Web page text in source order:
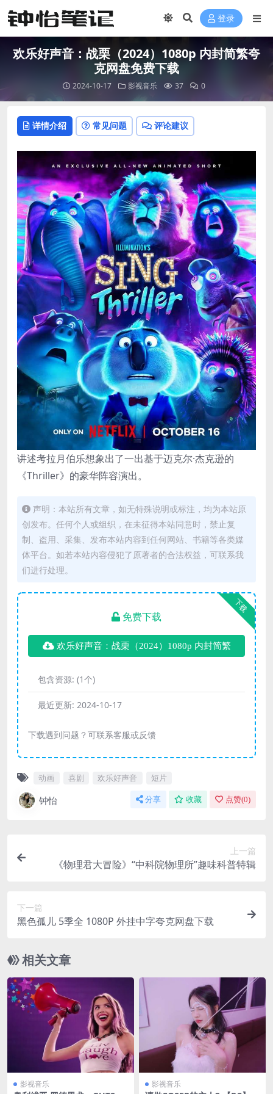
登录
欢乐好声音：战栗（2024）1080p 内封简繁夸
克网盘免费下载
2024-10-17 影视音乐 37 0
详情介绍 常见问题 评论建议
讲述考拉月伯乐想象出了一出基于迈克尔·杰克逊的
《Thriller》的豪华阵容演出。
声明：本站所有文章，如无特殊说明或标注，均为本站原
创发布。任何个人或组织，在未征得本站同意时，禁止复
制、盗用、采集、发布本站内容到任何网站、书籍等各类媒
体平台。如若本站内容侵犯了原著者的合法权益，可联系我
们进行处理。
下载
免费下载
欢乐好声音：战栗（2024）1080p 内封简繁
包含资源: (1个)
最近更新: 2024-10-17
下载遇到问题？可联系客服或反馈
动画 喜剧 欢乐好声音 短片
钟怡 分享 收藏 点赞(0)
上一篇
《物理君大冒险》“中科院物理所”趣味科普特辑
下一篇
黑色孤儿 5季全 1080P 外挂中字夸克网盘下载
相关文章
影视音乐 影视音乐